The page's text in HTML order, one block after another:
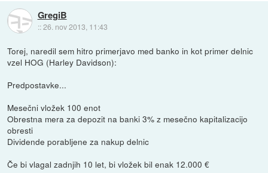
GregiB
::26. nov 2013, 11:43
Torej, naredil sem hitro primerjavo med banko in kot primer delnic
vzel HOG (Harley Davidson):
Predpostavke...
Mesečni vložek 100 enot
Obrestna mera za depozit na banki 3% z mesečno kapitalizacijo
obresti
Dividende porabljene za nakup delnic
Če bi vlagal zadnjih 10 let, bi vložek bil enak 12.000 €